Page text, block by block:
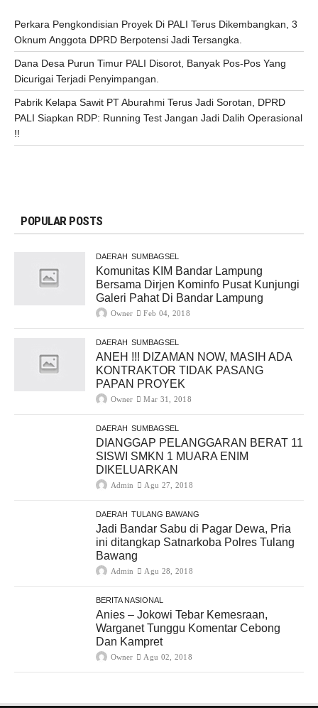
Perkara Pengkondisian Proyek Di PALI Terus Dikembangkan, 3
Oknum Anggota DPRD Berpotensi Jadi Tersangka.
Dana Desa Purun Timur PALI Disorot, Banyak Pos-Pos Yang
Dicurigai Terjadi Penyimpangan.
Pabrik Kelapa Sawit PT Aburahmi Terus Jadi Sorotan, DPRD
PALI Siapkan RDP: Running Test Jangan Jadi Dalih Operasional
!!
POPULAR POSTS
DAERAH SUMBAGSEL
Komunitas KIM Bandar Lampung
Bersama Dirjen Kominfo Pusat Kunjungi
Galeri Pahat Di Bandar Lampung
Owner Feb 04, 2018
DAERAH SUMBAGSEL
ANEH !!! DIZAMAN NOW, MASIH ADA
KONTRAKTOR TIDAK PASANG
PAPAN PROYEK
Owner Mar 31, 2018
DAERAH SUMBAGSEL
DIANGGAP PELANGGARAN BERAT 11
SISWI SMKN 1 MUARA ENIM
DIKELUARKAN
Admin Agu 27, 2018
DAERAH TULANG BAWANG
Jadi Bandar Sabu di Pagar Dewa, Pria
ini ditangkap Satnarkoba Polres Tulang
Bawang
Admin Agu 28, 2018
BERITA NASIONAL
Anies – Jokowi Tebar Kemesraan,
Warganet Tunggu Komentar Cebong
Dan Kampret
Owner Agu 02, 2018